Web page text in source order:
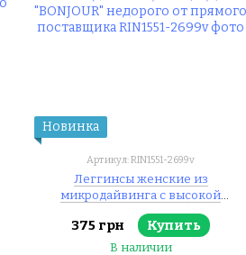
Новинка
Артикул: RIN1551-2699v
Леггинсы женские из
микродайвинга с высокой
посадкой S-M, L-XL (2цв)
"BONJOUR" недорого от прямого
поставщика
375 грн Купить
В наличии